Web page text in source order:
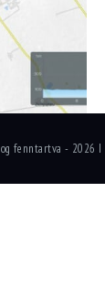
fenntartva - 2026 I